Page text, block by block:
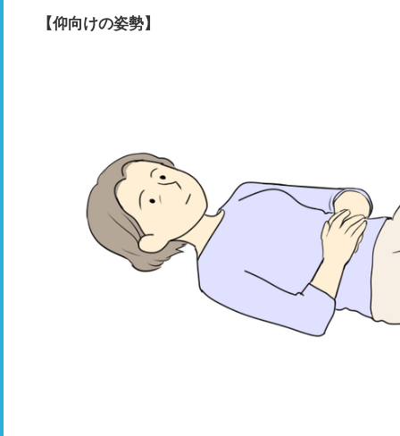
【仰向けの姿勢】